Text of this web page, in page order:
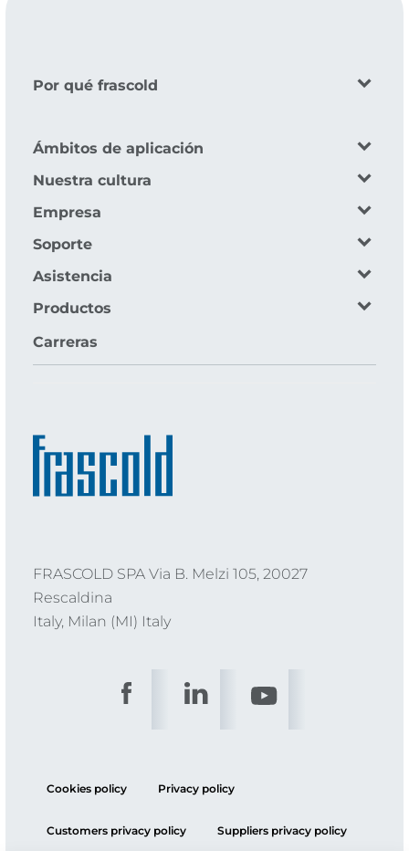
Por qué frascold
Ámbitos de aplicación
Nuestra cultura
Empresa
Soporte
Asistencia
Productos
Carreras
FRASCOLD SPA Via B. Melzi 105, 20027
Rescaldina
Italy, Milan (MI) Italy
Cookies policy Privacy policy
Customers privacy policy Suppliers privacy policy